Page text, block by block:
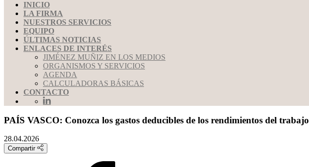
INICIO
LA FIRMA
NUESTROS SERVICIOS
EQUIPO
ÚLTIMAS NOTICIAS
ENLACES DE INTERÉS
JIMÉNEZ MUÑIZ EN LOS MEDIOS
ORGANISMOS Y SERVICIOS
AGENDA
CALCULADORAS BÁSICAS
CONTACTO
PAÍS VASCO: Conozca los gastos deducibles de los rendimientos del trabajo
28.04.2026
Compartir